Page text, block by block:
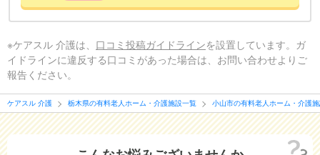
※ケアスル 介護は、 口コミ投稿ガイドラインを設置しています。ガ
イドラインに違反する口コミがあった場合は、お問い合わせよりご
報告ください。
ケアスル 介護 栃木県の有料老人ホーム・介護施設一覧 小山市の有料老人ホーム・介護